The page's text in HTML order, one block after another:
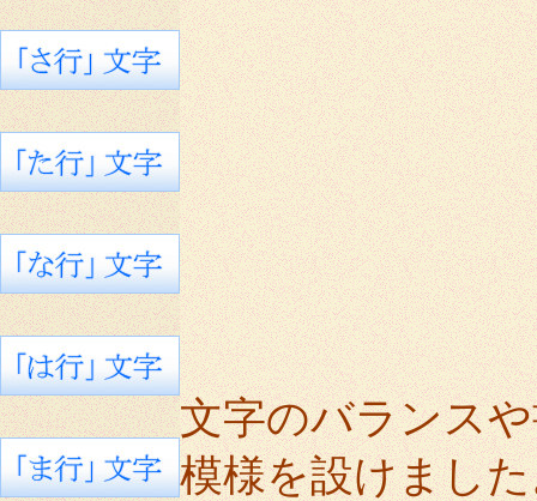
文字のバランス
模様を設けまし